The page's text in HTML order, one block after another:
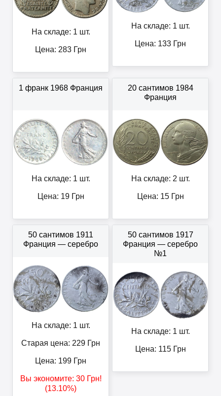
На складе: 1 шт.
Цена: 283 Грн
На складе: 1 шт.
Цена: 133 Грн
1 франк 1968 Франция
На складе: 1 шт.
Цена: 19Грн
20 сантимов 1984
Франция
На складе: 2 шт.
Цена: 15Грн
50 сантимов 1911
Франция — серебро
На складе: 1 шт.
Старая цена: 229 Грн
Цена: 199 Грн
Вы экономите: 30Грн!
(13.10%)
50 сантимов 1917
Франция — серебро
№1
На складе: 1 шт.
Цена: 115Грн